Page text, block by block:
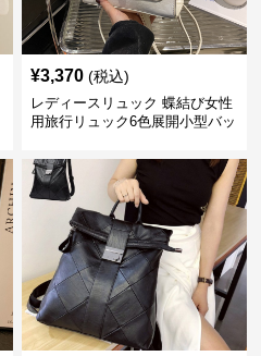
¥3,370 (税込)
レディースリュック 蝶結び女性
用旅行リュック6色展開小型バッ